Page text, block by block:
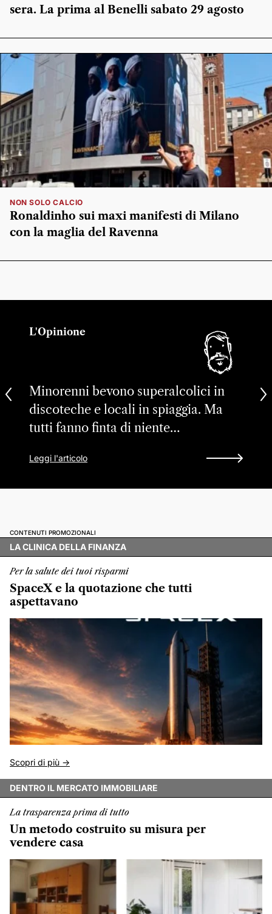
sera. La prima al Benelli sabato 29 agosto
NON SOLO CALCIO
Ronaldinho sui maxi manifesti di Milano
con la maglia del Ravenna
L'Opinione
Minorenni bevono superalcolici in
discoteche e locali in spiaggia. Ma
tutti fanno finta di niente…
Leggi l'articolo
CONTENUTI PROMOZIONALI
LA CLINICA DELLA FINANZA
Per la salute dei tuoi risparmi
SpaceX e la quotazione che tutti
aspettavano
Scopri di più ->
DENTRO IL MERCATO IMMOBILIARE
La trasparenza prima di tutto
Un metodo costruito su misura per
vendere casa